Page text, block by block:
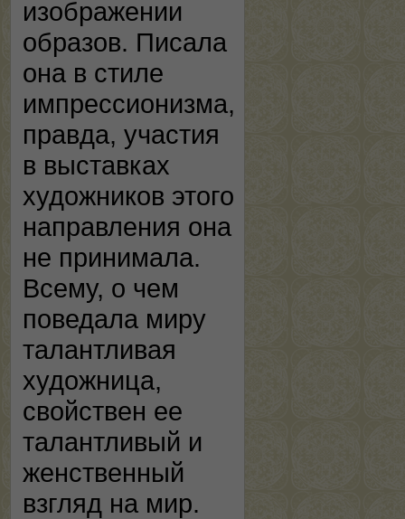
изображении
образов. Писала
она в стиле
импрессионизма,
правда, участия
в выставках
художников этого
направления она
не принимала.
Всему, о чем
поведала миру
талантливая
художница,
свойствен ее
талантливый и
женственный
взгляд на мир.